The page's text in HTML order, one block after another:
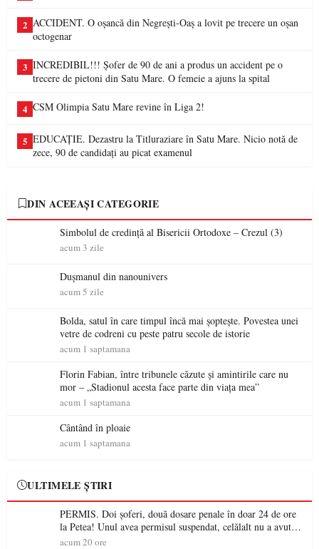
2 ACCIDENT. O oșancă din Negrești-Oaș a lovit pe trecere un oșan
octogenar
3 INCREDIBIL!!! Șofer de 90 de ani a produs un accident pe o
trecere de pietoni din Satu Mare. O femeie a ajuns la spital
4 CSM Olimpia Satu Mare revine în Liga 2!
5 EDUCAȚIE. Dezastru la Titluraziare în Satu Mare. Nicio notă de
zece, 90 de candidați au picat examenul
DIN ACEEAȘI CATEGORIE
Simbolul de credinţă al Bisericii Ortodoxe – Crezul (3)
acum 3 zile
Dușmanul din nanounivers
acum 5 zile
Bolda, satul în care timpul încă mai șoptește. Povestea unei
vetre de codreni cu peste patru secole de istorie
acum 1 saptamana
Florin Fabian, între tribunele căzute și amintirile care nu
mor – „Stadionul acesta face parte din viața mea”
acum 1 saptamana
Cântând în ploaie
acum 1 saptamana
ULTIMELE ȘTIRI
PERMIS. Doi șoferi, două dosare penale în doar 24 de ore
la Petea! Unul avea permisul suspendat, celălalt nu a avut
niciodată permis
acum 20 ore